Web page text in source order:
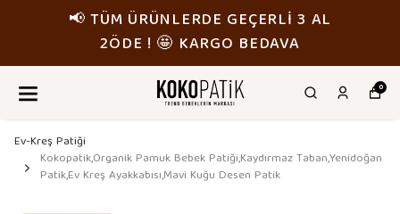
📢 TÜM ÜRÜNLERDE GEÇERLİ 3 AL
2ÖDE ! 🤩 KARGO BEDAVA
0
Ev-Kreş Patiği
Kokopatik,Organik Pamuk Bebek Patiği,Kaydırmaz Taban,Yenidoğan
Patik,Ev Kreş Ayakkabısı,Mavi Kuğu Desen Patik